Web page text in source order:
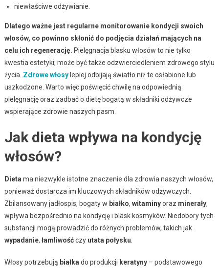
niewłaściwe odżywianie.
Dlatego ważne jest regularne monitorowanie kondycji swoich
włosów, co powinno skłonić do podjęcia działań mających na
celu ich regenerację. Pielęgnacja blasku włosów to nie tylko
kwestia estetyki; może być także odzwierciedleniem zdrowego stylu
życia. Zdrowe włosylepiej odbijają światło niż te osłabione lub
uszkodzone. Warto więc poświęcić chwilę na odpowiednią
pielęgnację oraz zadbać o dietę bogatą w składniki odżywcze
wspierające zdrowie naszych pasm.
Jak dieta wpływa na kondycję
włosów?
Dieta ma niezwykle istotne znaczenie dla zdrowia naszych włosów,
ponieważ dostarcza im kluczowych składników odżywczych.
Zbilansowany jadłospis, bogaty w białko, witaminyoraz minerały,
wpływa bezpośrednio na kondycję i blask kosmyków. Niedobory tych
substancji mogą prowadzić do różnych problemów, takich jak
wypadanie, łamliwośćczy utata połysku
Włosy potrzebują białka do produkcji keratyny– podstawowego